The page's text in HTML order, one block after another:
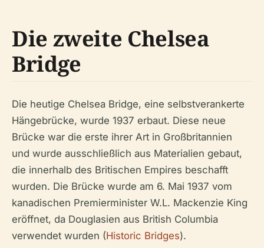
Die zweite Chelsea
Bridge
Die heutige Chelsea Bridge, eine selbstverankerte
Hängebrücke, wurde 1937 erbaut. Diese neue
Brücke war die erste ihrer Art in Großbritannien
und wurde ausschließlich aus Materialien gebaut,
die innerhalb des Britischen Empires beschafft
wurden. Die Brücke wurde am 6. Mai 1937 vom
kanadischen Premierminister W.L. Mackenzie King
eröffnet, da Douglasien aus British Columbia
verwendet wurden (Historic Bridges).